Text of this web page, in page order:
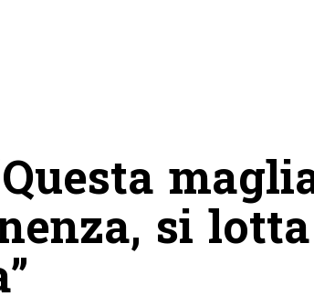
si